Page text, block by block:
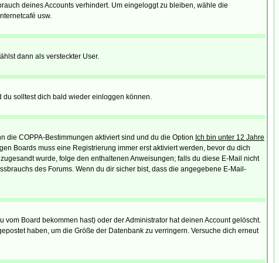
deines Accounts verhindert. Um eingeloggt zu bleiben, wähle die
usw.
dann als versteckter User.
du solltest dich bald wieder einloggen können.
die COPPA-Bestimmungen aktiviert sind und du die Option Ich bin unter 12 Jahre
Boards muss eine Registrierung immer erst aktiviert werden, bevor du dich
wurde, folge den enthaltenen Anweisungen; falls du diese E-Mail nicht
des Forums. Wenn du dir sicher bist, dass die angegebene E-Mail-
Board bekommen hast) oder der Administrator hat deinen Account gelöscht.
haben, um die Größe der Datenbank zu verringern. Versuche dich erneut